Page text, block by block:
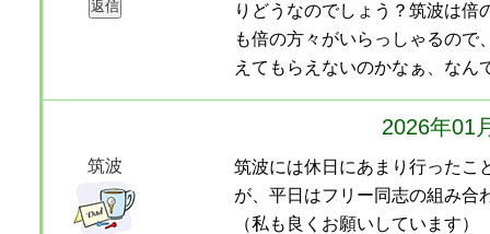
りどうなのでしょう？筑波は倍
も倍の方々がいらっしゃるので
えてもらえないのかなぁ、なん
2026年01
筑波
筑波には休日にあまり行ったこ
が、平日はフリー同志の組み合
（私も良くお願いしています）